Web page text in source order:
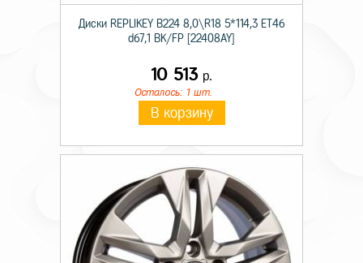
Диски RЕPLIKEY B224 8,0\R18 5*114,3 ET46
d67,1 BK/FP [22408AY]
10 513 р.
Осталось: 1 шт.
В корзину